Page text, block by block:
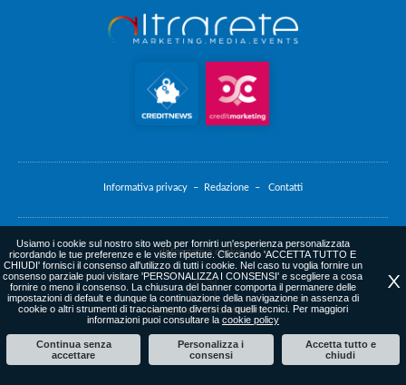
Informativa privacy – Redazione – Contatti
Informativa cookie
web agency: altrarete.com
X
Usiamo i cookie sul nostro sito web per fornirti un'esperienza personalizzata
ricordando le tue preferenze e le visite ripetute. Cliccando 'ACCETTA TUTTO E
CHIUDI' fornisci il consenso all'utilizzo di tutti i cookie. Nel caso tu voglia fornire un
consenso parziale puoi visitare 'PERSONALIZZA I CONSENSI' e scegliere a cosa
fornire o meno il consenso. La chiusura del banner comporta il permanere delle
impostazioni di default e dunque la continuazione della navigazione in assenza di
cookie o altri strumenti di tracciamento diversi da quelli tecnici. Per maggiori
informazioni puoi consultare la cookie policy
Continua senza
accettare
Personalizza i
consensi
Accetta tutto e
chiudi